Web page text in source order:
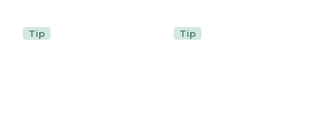
každou vanu.
vyhřívání hrotů a...
Tip Tip